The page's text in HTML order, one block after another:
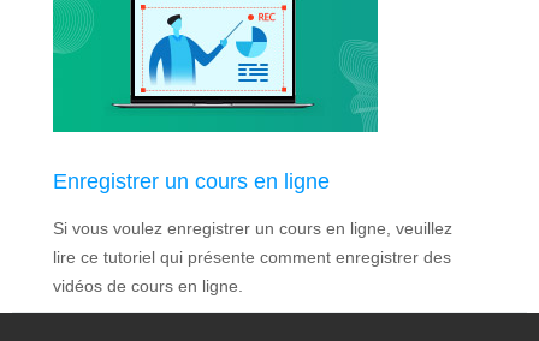
Enregistrer un cours en ligne
Si vous voulez enregistrer un cours en ligne, veuillez
lire ce tutoriel qui présente comment enregistrer des
vidéos de cours en ligne.